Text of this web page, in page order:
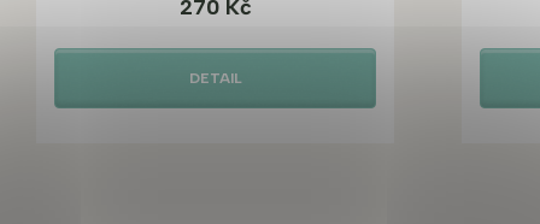
270 Kč
DETAIL